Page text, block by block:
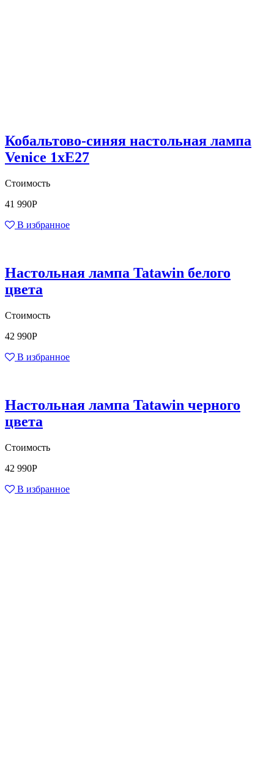
Кобальтово-синяя настольная лампа
Venice 1xE27
Стоимость
41 990Р
В избранное
Настольная лампа Tatawin белого
цвета
Стоимость
42 990Р
В избранное
Настольная лампа Tatawin черного
цвета
Стоимость
42 990Р
В избранное